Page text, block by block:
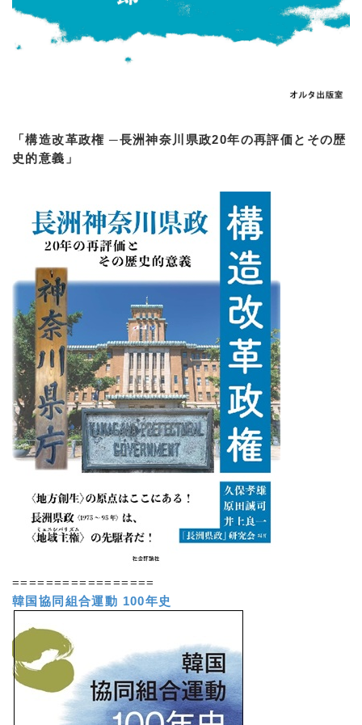
「構造改革政権 ─長洲神奈川県政20年の再評価とその歴
史的意義」
=================
韓国協同組合運動 100年史